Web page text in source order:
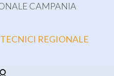
CAMPANIA
REGIONALE